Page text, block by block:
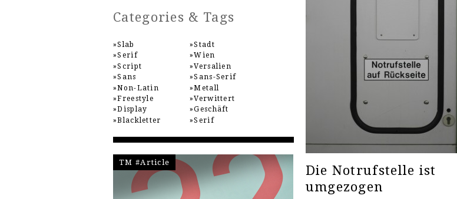
Die Notrufstelle ist
umgezogen
Categories & Tags
Slab
Serif
Script
Sans
Non-Latin
Freestyle
Display
Blackletter
Stadt
Wien
Versalien
Sans-Serif
Metall
Verwittert
Geschäft
Serif
TM #Article